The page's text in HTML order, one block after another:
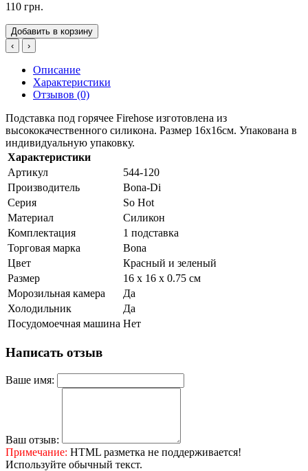
110 грн.
Добавить в корзину
‹
›
Описание
Характеристики
Отзывов (0)
Подставка под горячее Firehose изготовлена ​​из
высококачественного силикона. Размер 16x16см. Упакована в
индивидуальную упаковку.
Характеристики
Артикул
544-120
Производитель
Bona-Di
Серия
So Hot
Материал
Силикон
Комплектация
1 подставка
Торговая марка
Bona
Цвет
Красный и зеленый
Размер
16 x 16 x 0.75 см
Морозильная камера
Да
Холодильник
Да
Посудомоечная машина Нет
Написать отзыв
Ваше имя:
Ваш отзыв:
Примечание: HTML разметка не поддерживается!
Используйте обычный текст.